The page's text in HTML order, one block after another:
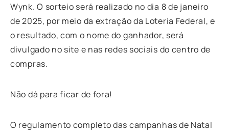
Wynk. O sorteio será realizado no dia 8 de janeiro
de 2025, por meio da extração da Loteria Federal, e
o resultado, com o nome do ganhador, será
divulgado no site e nas redes sociais do centro de
compras.
Não dá para ficar de fora!
O regulamento completo das campanhas de Natal